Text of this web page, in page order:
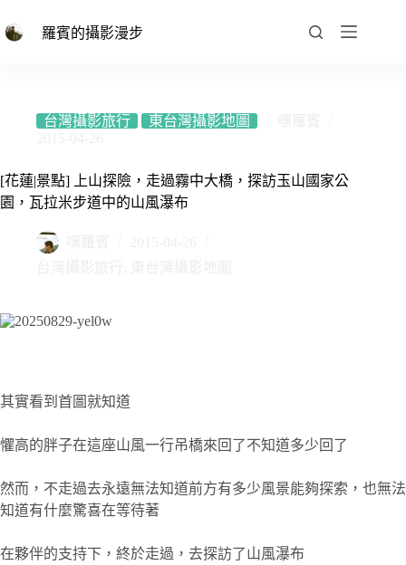
至
羅賓的攝影漫步
台灣攝影旅行 東台灣攝影地圖
[花蓮|景點] 上山探險，走過霧中大橋，探訪玉山國家公
園，瓦拉米步道中的山風瀑布
其實看到首圖就知道
懼高的胖子在這座山風一行吊橋來回了不知道多少回了
然而，不走過去永遠無法知道前方有多少風景能夠探索，也無法
知道有什麼驚喜在等待著
在夥伴的支持下，終於走過，去探訪了山風瀑布